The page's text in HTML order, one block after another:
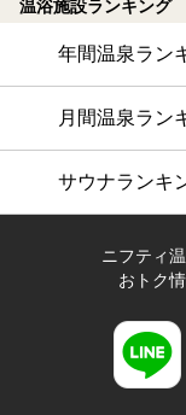
温浴施設ランキング
年間温泉ラン
月間温泉ラン
サウナランキ
ニフティ
おトク